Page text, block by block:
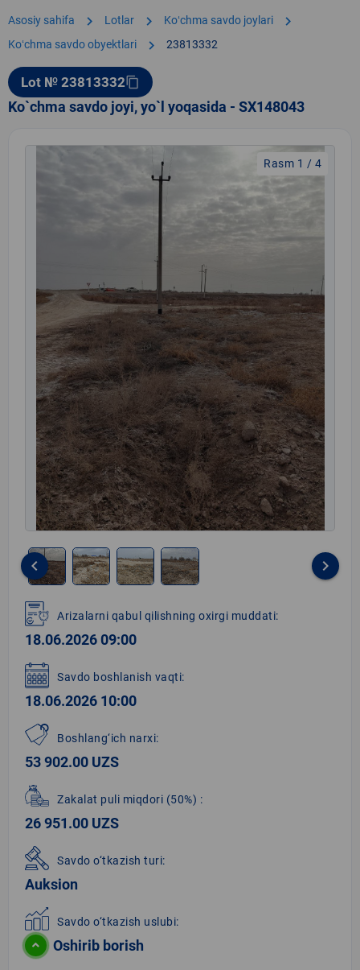
Asosiy sahifa chevron_right Lotlar chevron_right Koʻchma savdo joylari chevron_right
Koʻchma savdo obyektlari chevron_right 23813332
Lot № 23813332content_copy
Ko`chma savdo joyi, yo`l yoqasida - SX148043
Rasm 1 / 4
1
of
4
keyboard_arrow_left keyboard_arrow_right
Arizalarni qabul qilishning oxirgi muddati:
18.06.2026 09:00
Savdo boshlanish vaqti:
18.06.2026 10:00
Boshlang‘ich narxi:
53 902.00 UZS
Zakalat puli miqdori (50%) :
26 951.00 UZS
Savdo o‘tkazish turi:
Auksion
Savdo o‘tkazish uslubi:
Oshirib borish